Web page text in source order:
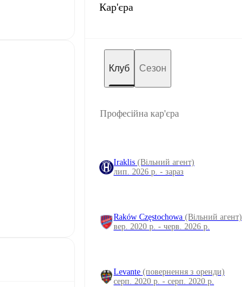
Кар'єра
Клуб Сезон
Професійна кар'єра
Iraklis (Вільний агент)
лип. 2026 р. - зараз
Raków Częstochowa (Вільний агент)
вер. 2020 р. - черв. 2026 р.
Levante (повернення з оренди)
серп. 2020 р. - серп. 2020 р.